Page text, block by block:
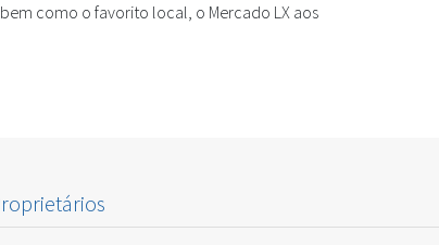
como o favorito local, o Mercado LX aos